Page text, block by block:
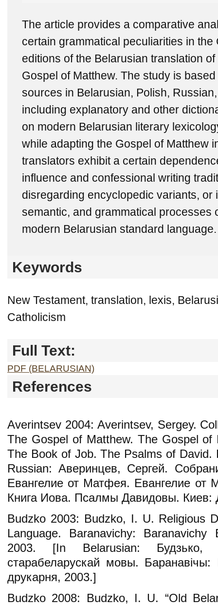
The article provides a comparative
certain grammatical peculiarities in
editions of the Belarusian translation
Gospel of Matthew. The study is
sources in Belarusian, Polish,
including explanatory and other
on modern Belarusian literary
while adapting the Gospel of Matthew
translators exhibit a certain
influence and confessional writing
disregarding encyclopedic variants, or
semantic, and grammatical processes
modern Belarusian standard language.
Keywords
New Testament, translation, lexis,
Catholicism
Full Text:
PDF (BELARUSIAN)
References
Averintsev 2004: Averintsev, Sergey.
The Gospel of Matthew. The Gospel
The Book of Job. The Psalms of
Russian: Аверинцев, Сергей.
Евангелие от Матфея. Евангелие от
Книга Иова. Псалмы Давидовы. Киев:
Budzko 2003: Budzko, I. U. Religious
Language. Baranavichy: Baranavichy
2003. [In Belarusian: Будзько,
старабеларускай мовы. Баранавічы:
друкарня, 2003.]
Budzko 2008: Budzko, I. U. “Old